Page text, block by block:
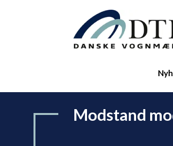
Modstand